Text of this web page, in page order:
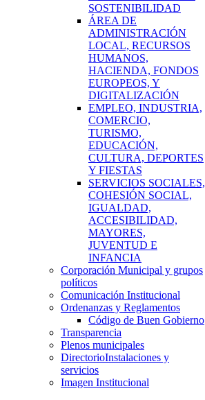
SOSTENIBILIDAD
ÁREA DE
ADMINISTRACIÓN
LOCAL, RECURSOS
HUMANOS,
HACIENDA, FONDOS
EUROPEOS, Y
DIGITALIZACIÓN
EMPLEO, INDUSTRIA,
COMERCIO,
TURISMO,
EDUCACIÓN,
CULTURA, DEPORTES
Y FIESTAS
SERVICIOS SOCIALES,
COHESIÓN SOCIAL,
IGUALDAD,
ACCESIBILIDAD,
MAYORES,
JUVENTUD E
INFANCIA
Corporación Municipal y grupos
políticos
Comunicación Institucional
Ordenanzas y Reglamentos
Código de Buen Gobierno
Transparencia
Plenos municipales
DirectorioInstalaciones y
servicios
Imagen Institucional